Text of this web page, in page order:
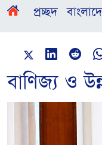
প্রচ্ছদ
বাণিজ্য ও